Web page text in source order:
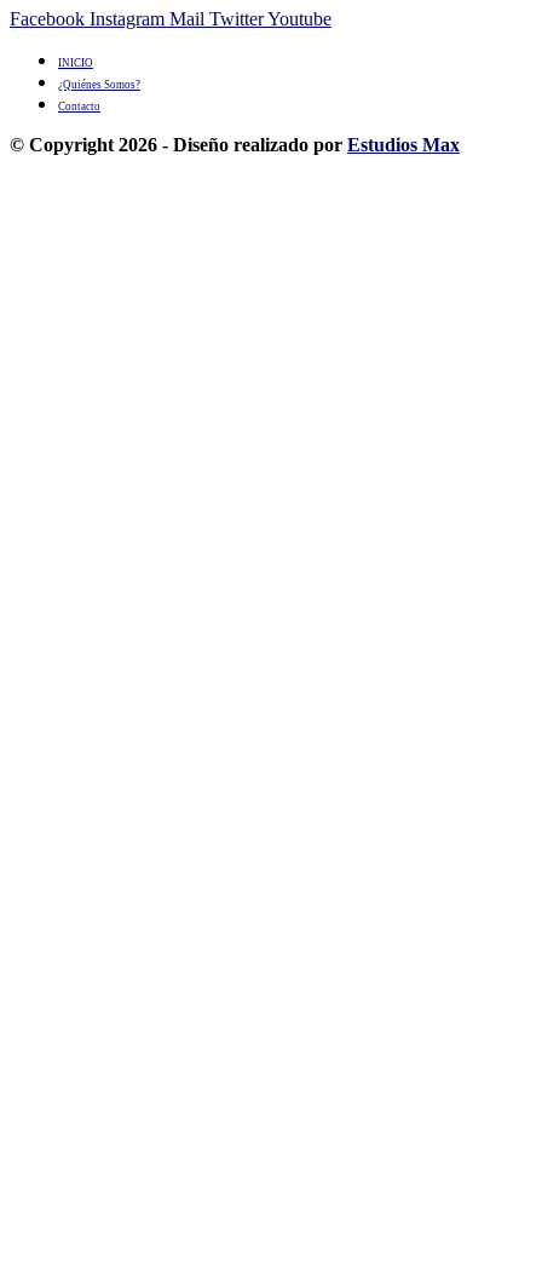
Facebook Instagram Mail TwitterYoutube
INICIO
¿Quiénes Somos?
Contacto
© Copyright 2026 - Diseño realizado por Estudios Max